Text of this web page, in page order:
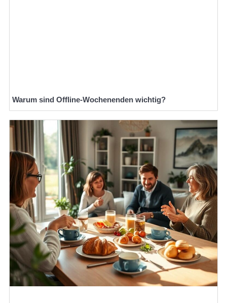
Warum sind Offline-Wochenenden wichtig?